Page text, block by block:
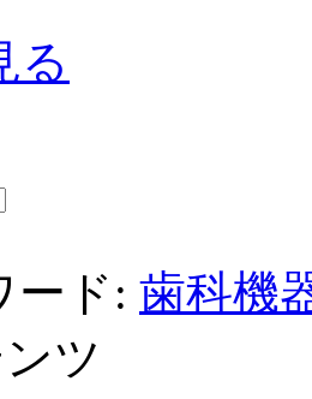
る
ード: 歯科機
ツ